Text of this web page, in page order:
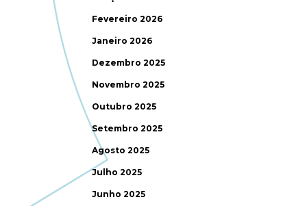
Fevereiro 2026
Janeiro 2026
Dezembro 2025
Novembro 2025
Outubro 2025
Setembro 2025
Agosto 2025
Julho 2025
Junho 2025